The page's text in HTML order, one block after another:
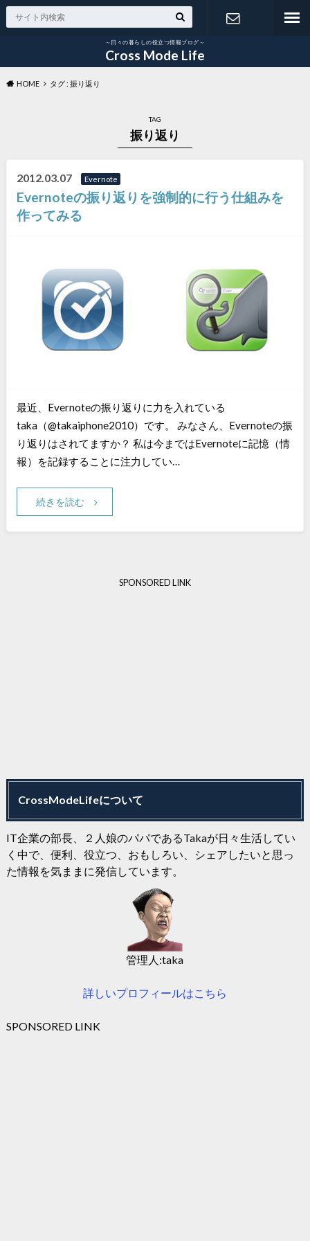
～日々の暮らしの役立つ情報ブログ～
Cross Mode Life
HOME タグ : 振り返り
TAG
振り返り
2012.03.07 Evernote
Evernoteの振り返りを強制的に行う仕組みを
作ってみる
最近、Evernoteの振り返りに力を入れている
taka（@takaiphone2010）です。 みなさん、Evernoteの振
り返りはされてますか？ 私は今まではEvernoteに記憶（情
報）を記録することに注力してい…
続きを読む
SPONSORED LINK
CrossModeLifeについて
IT企業の部長、２人娘のパパであるTakaが日々生活してい
く中で、便利、役立つ、おもしろい、シェアしたいと思っ
た情報を気ままに発信しています。
管理人:taka
詳しいプロフィールはこちら
SPONSORED LINK